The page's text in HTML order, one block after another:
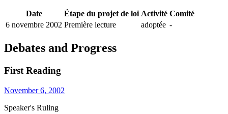
Date Étape du projet de loi Activité Comité
6 novembre 2002 Première lecture adoptée -
Debates and Progress
First Reading
November 6, 2002
Speaker's Ruling